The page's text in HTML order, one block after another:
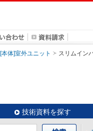
[本体]室外ユニット スリムイン
技術資料を探す